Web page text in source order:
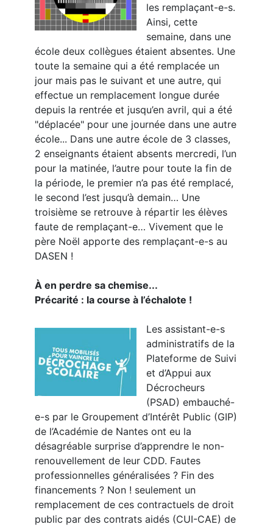
les remplaçant-e-s.
Ainsi, cette
semaine, dans une
école deux collègues étaient absentes. Une
toute la semaine qui a été remplacée un
jour mais pas le suivant et une autre, qui
effectue un remplacement longue durée
depuis la rentrée et jusqu’en avril, qui a été
"déplacée" pour une journée dans une autre
école... Dans une autre école de 3 classes,
2 enseignants étaient absents mercredi, l’un
pour la matinée, l’autre pour toute la fin de
la période, le premier n’a pas été remplacé,
le second l’est jusqu’à demain… Une
troisième se retrouve à répartir les élèves
faute de remplaçant-e… Vivement que le
père Noël apporte des remplaçant-e-s au
DASEN !
À en perdre sa chemise...
Précarité : la course à l’échalote !
Les assistant-e-s
administratifs de la
Plateforme de Suivi
et d’Appui aux
Décrocheurs
(PSAD) embauché-
e-s par le Groupement d’Intérêt Public (GIP)
de l’Académie de Nantes ont eu la
désagréable surprise d’apprendre le non-
renouvellement de leur CDD. Fautes
professionnelles généralisées ? Fin des
financements ? Non ! seulement un
remplacement de ces contractuels de droit
public par des contrats aidés (CUI-CAE) de